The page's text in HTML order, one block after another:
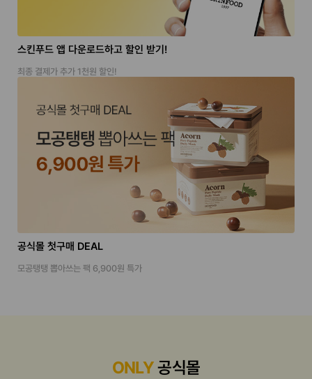
스킨푸드 앱 다운로드하고 할인 받기!
최종 결제가 추가 1천원 할인!
공식몰 첫구매 DEAL
모공탱탱 뽑아쓰는 팩 6,900원 특가
ONLY공식몰